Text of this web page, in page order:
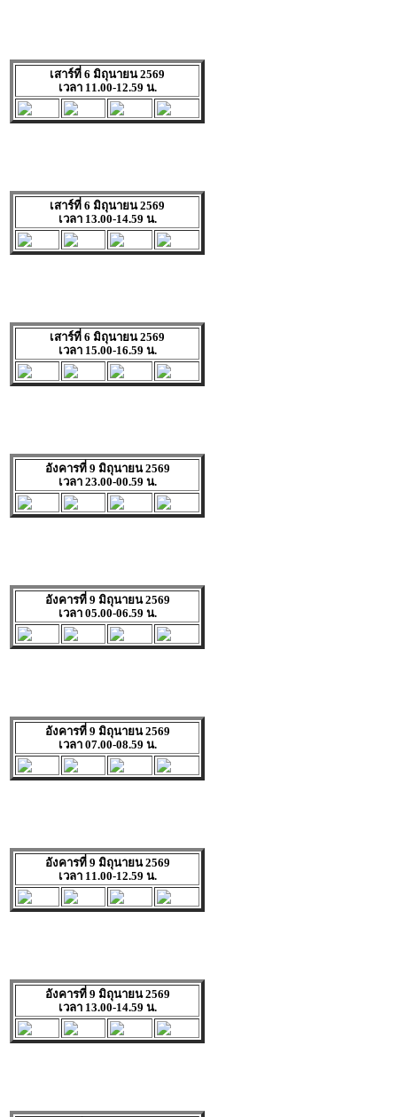
เสาร์ที่ 6 มิถุนายน 2569
เวลา 11.00-12.59 น.
เสาร์ที่ 6 มิถุนายน 2569
เวลา 13.00-14.59 น.
เสาร์ที่ 6 มิถุนายน 2569
เวลา 15.00-16.59 น.
อังคารที่ 9 มิถุนายน 2569
เวลา 23.00-00.59 น.
อังคารที่ 9 มิถุนายน 2569
เวลา 05.00-06.59 น.
อังคารที่ 9 มิถุนายน 2569
เวลา 07.00-08.59 น.
อังคารที่ 9 มิถุนายน 2569
เวลา 11.00-12.59 น.
อังคารที่ 9 มิถุนายน 2569
เวลา 13.00-14.59 น.